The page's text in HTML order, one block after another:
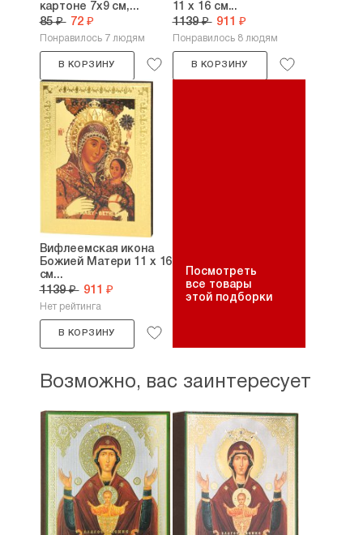
картоне 7х9 см,...
85 ₽ 72 ₽
Понравилось 7 людям
В КОРЗИНУ
11 х 16 см...
1139 ₽ 911 ₽
Понравилось 8 людям
В КОРЗИНУ
Вифлеемская икона
Божией Матери 11 х 16
см...
1139 ₽ 911 ₽
Нет рейтинга
В КОРЗИНУ
Посмотреть
все товары
этой подборки
Возможно, вас заинтересует